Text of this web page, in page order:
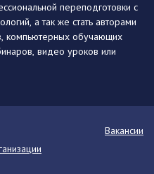
переподготовки с
а так же стать авторами
компьютерных обучающих
видео уроков или
Вакансии